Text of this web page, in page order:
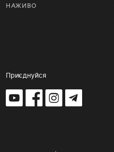
НАЖИВО
Приєднуйся